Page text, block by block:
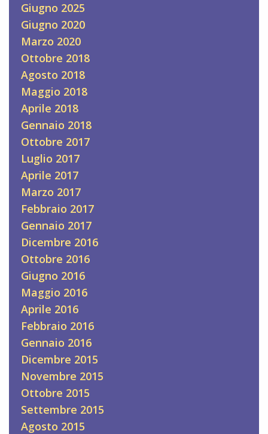
Giugno 2025
Giugno 2020
Marzo 2020
Ottobre 2018
Agosto 2018
Maggio 2018
Aprile 2018
Gennaio 2018
Ottobre 2017
Luglio 2017
Aprile 2017
Marzo 2017
Febbraio 2017
Gennaio 2017
Dicembre 2016
Ottobre 2016
Giugno 2016
Maggio 2016
Aprile 2016
Febbraio 2016
Gennaio 2016
Dicembre 2015
Novembre 2015
Ottobre 2015
Settembre 2015
Agosto 2015